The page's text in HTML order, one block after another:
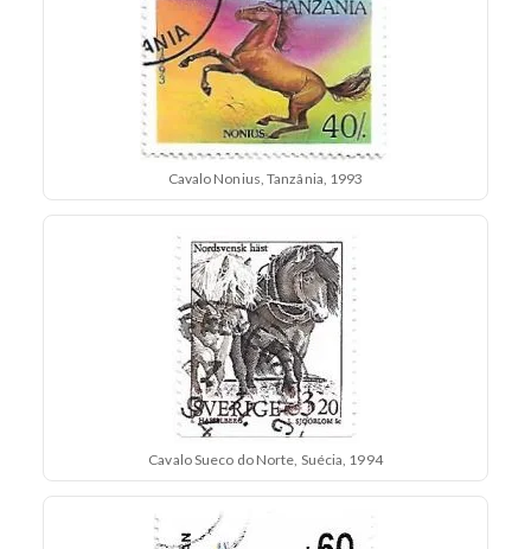
Cavalo Nonius, Tanzânia, 1993
Cavalo Sueco do Norte, Suécia, 1994